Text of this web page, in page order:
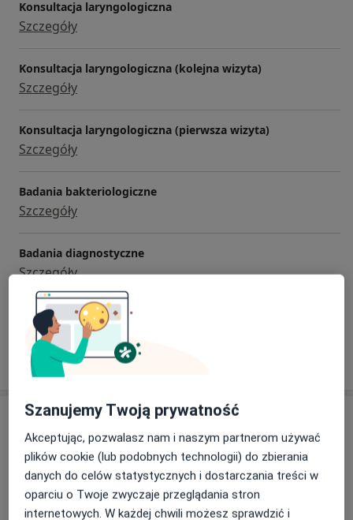
Konsultacja laryngologiczna
Szczegóły
Konsultacja laryngologiczna (kolejna wizyta)
Szczegóły
Konsultacja laryngologiczna (pierwsza wizyta)
Szczegóły
Badania bakteriologiczne
Szczegóły
Badania diagnostyczne
Szczegóły
+ 5 usług
W jaki sposób ustalane są ceny?
Adresy (2)
Adres 1 Adres 2
Szanujemy Twoją prywatność
Akceptując, pozwalasz nam i naszym partnerom używać
plików cookie (lub podobnych technologii) do zbierania
danych do celów statystycznych i dostarczania treści w
oparciu o Twoje zwyczaje przeglądania stron
internetowych. W każdej chwili możesz sprawdzić i